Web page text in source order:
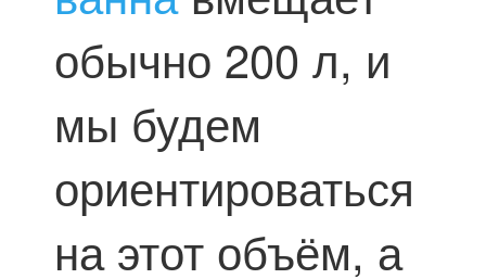
обычно 200 л, и
мы будем
ориентироваться
на этот объём, а